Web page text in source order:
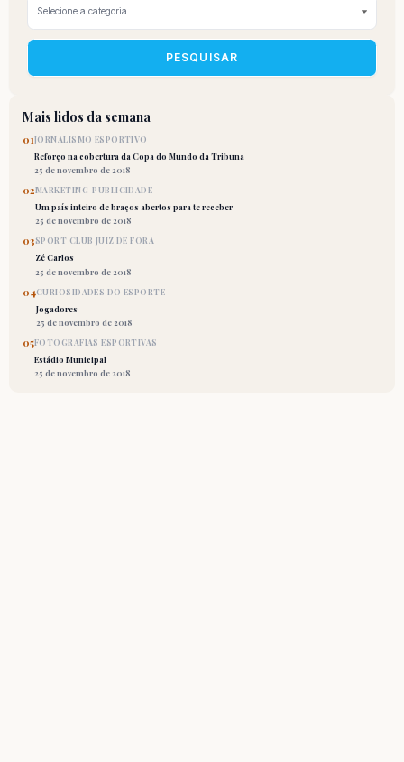
PESQUISAR
Mais lidos da semana
01JORNALISMO ESPORTIVO
Reforço na cobertura da Copa do Mundo da Tribuna
25 de novembro de 2018
02MARKETING-PUBLICIDADE
Um país inteiro de braços abertos para te receber
25 de novembro de 2018
03SPORT CLUB JUIZ DE FORA
Zé Carlos
25 de novembro de 2018
04CURIOSIDADES DO ESPORTE
Jogadores
25 de novembro de 2018
05FOTOGRAFIAS ESPORTIVAS
Estádio Municipal
25 de novembro de 2018